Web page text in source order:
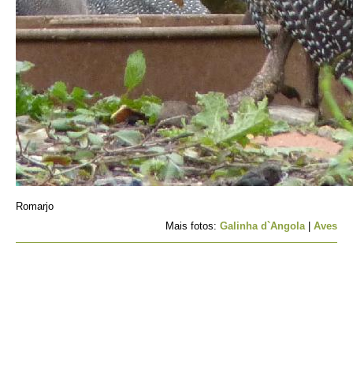
Romarjo
Mais fotos: Galinha d`Angola| Aves